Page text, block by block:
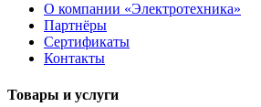
О компании «Электротехника»
Партнёры
Сертификаты
Контакты
Товары и услуги